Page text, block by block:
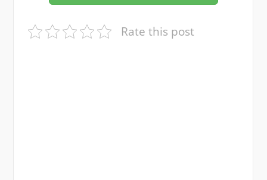
Rate this post